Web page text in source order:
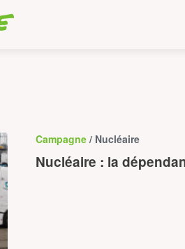
Campagne / Nucléaire
Nucléaire : la